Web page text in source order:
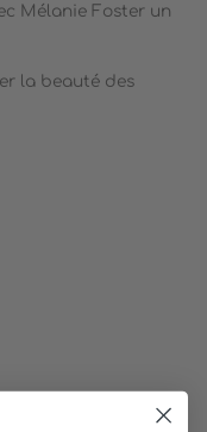
Mélanie Foster un
la beauté des